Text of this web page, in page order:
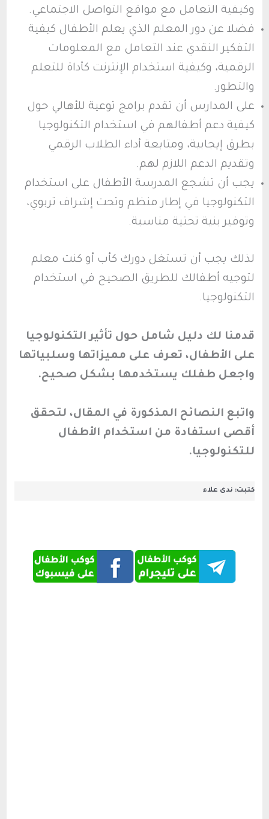
وكيفية التعامل مع مواقع التواصل الاجتماعي.
فضلا عن دور المعلم الذي يعلم الأطفال كيفية
التفكير النقدي عند التعامل مع المعلومات
الرقمية، وكيفية استخدام الإنترنت كأداة للتعلم
والتطور.
على المدارس أن تقدم برامج توعية للأهالي حول
كيفية دعم أطفالهم في استخدام التكنولوجيا
بطرق إيجابية، ومتابعة أداء الطلاب الرقمي
وتقديم الدعم اللازم لهم.
يجب أن تشجع المدرسة الأطفال على استخدام
التكنولوجيا في إطار منظم وتحت إشراف تربوي،
وتوفير بنية تحتية مناسبة.
لذلك يجب أن تستغل دورك كأب أو كنت معلم
لتوجيه أطفالك للطريق الصحيح في استخدام
التكنولوجيا.
قدمنا لك دليل شامل حول تأثير التكنولوجيا
على الأطفال، تعرف على مميزاتها وسلبياتها
واجعل طفلك يستخدمها بشكل صحيح.
واتبع النصائح المذكورة في المقال، لتحقق
أقصى استفادة من استخدام الأطفال
للتكنولوجيا.
كتبت: ندى علاء